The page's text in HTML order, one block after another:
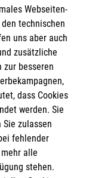
Webseiten-
technischen
uns aber auch
zusätzliche
zur besseren
dass Cookies
werden. Sie
zulassen
fehlender
alle
stehen.